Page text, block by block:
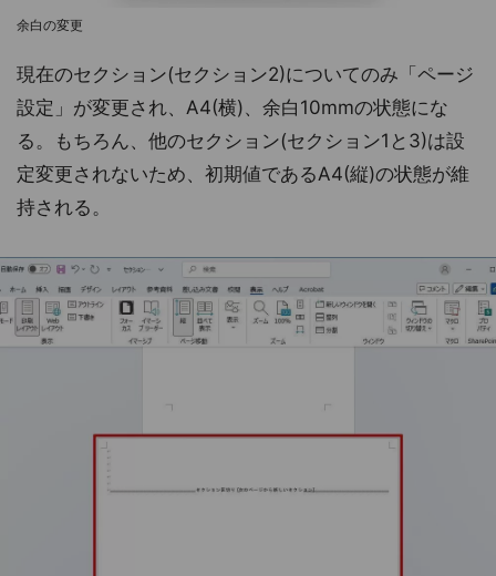
余白の変更
現在のセクション(セクション2)についてのみ「ページ
設定」が変更され、A4(横)、余白10mmの状態にな
る。もちろん、他のセクション(セクション1と3)は設
定変更されないため、初期値であるA4(縦)の状態が維
持される。